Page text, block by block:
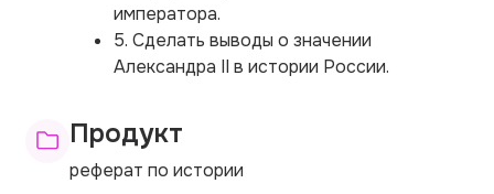
императора.
5. Сделать выводы о значении
Александра II в истории России.
Продукт
реферат по истории